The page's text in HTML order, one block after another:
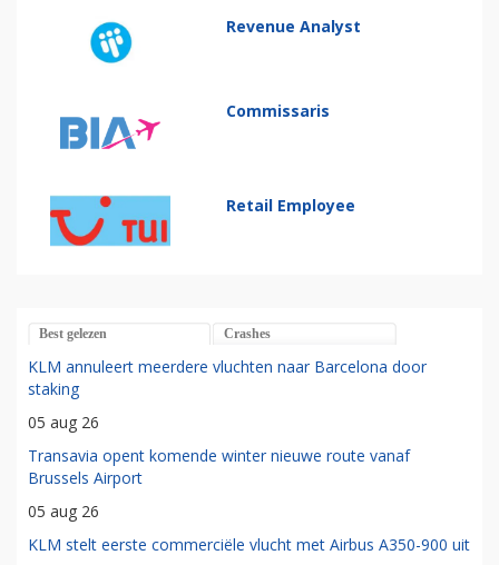
Revenue Analyst
Commissaris
Retail Employee
Best gelezen Crashes
KLM annuleert meerdere vluchten naar Barcelona door
staking
05 aug 26
Transavia opent komende winter nieuwe route vanaf
Brussels Airport
05 aug 26
KLM stelt eerste commerciële vlucht met Airbus A350-900 uit